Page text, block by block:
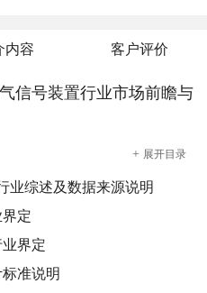
内容 客户评价
信号装置行业市场前瞻与
+ 展开目录
业综述及数据来源说明
定
界定
准说明